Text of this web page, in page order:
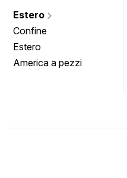
Estero
Confine
Estero
America a pezzi